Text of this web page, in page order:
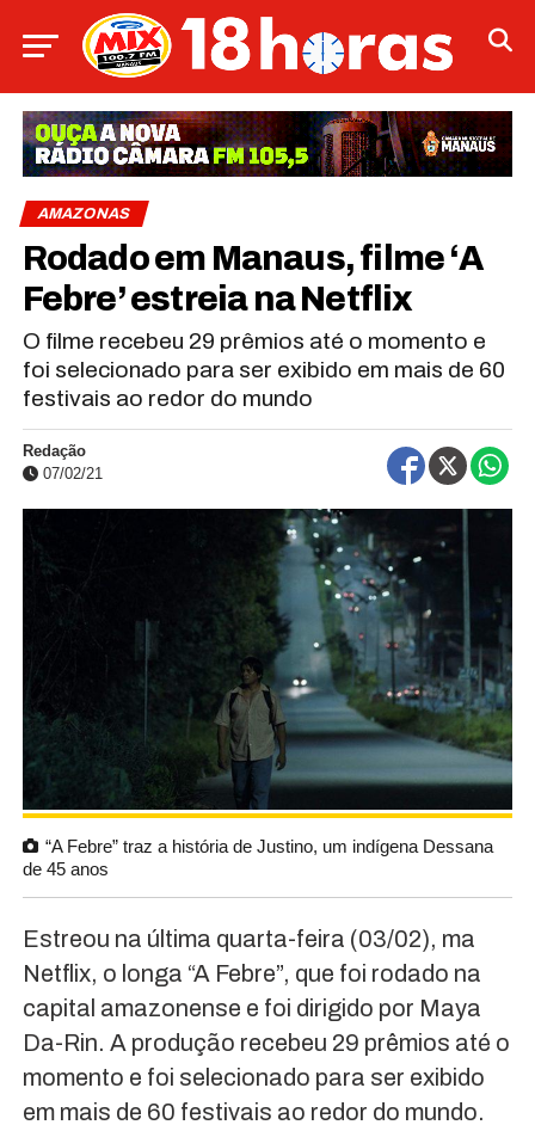
AMAZONAS
Rodado em Manaus, filme ‘A
Febre’ estreia na Netflix
O filme recebeu 29 prêmios até o momento e
foi selecionado para ser exibido em mais de 60
festivais ao redor do mundo
Redação
07/02/21
“A Febre” traz a história de Justino, um indígena Dessana
de 45 anos
Estreou na última quarta-feira (03/02), ma
Netflix, o longa “A Febre”, que foi rodado na
capital amazonense e foi dirigido por Maya
Da-Rin. A produção recebeu 29 prêmios até o
momento e foi selecionado para ser exibido
em mais de 60 festivais ao redor do mundo.